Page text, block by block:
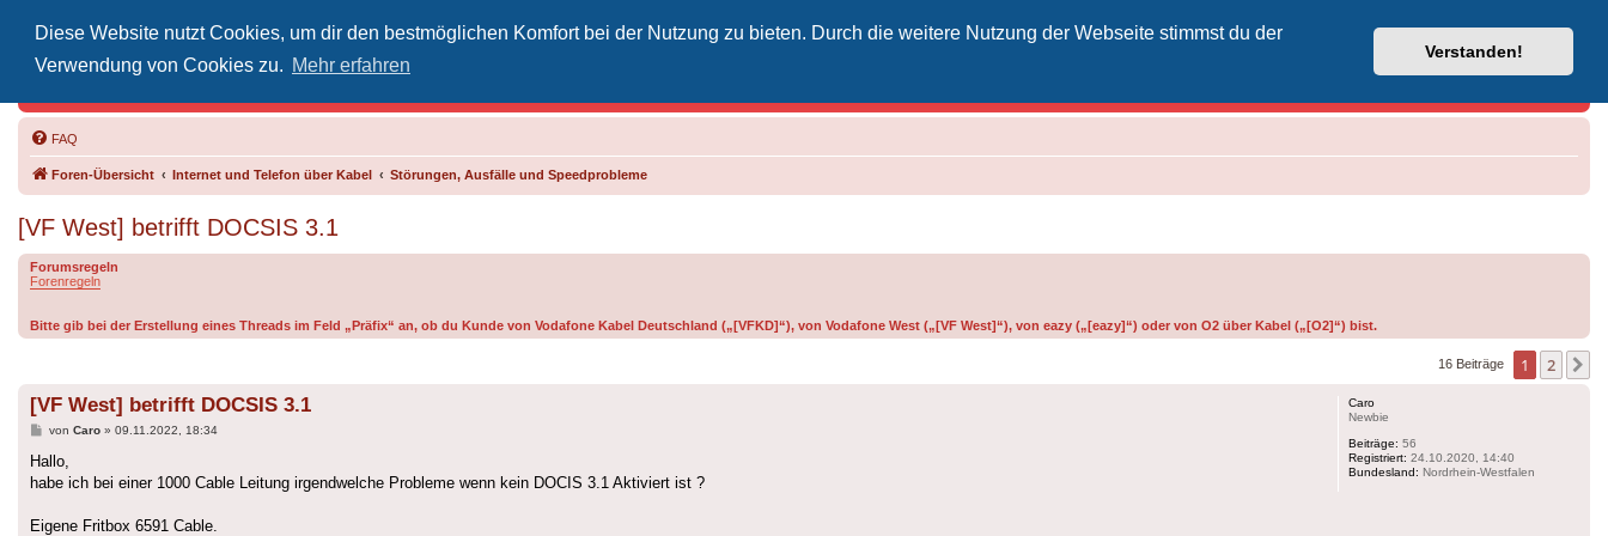
Diese Website nutzt Cookies, um dir den bestmöglichen Komfort bei der Nutzung zu bieten. Durch die weitere Nutzung der Webseite stimmst du der
Verwendung von Cookies zu. Mehr erfahren
Verstanden!
Vodafone-Kabel-Helpdesk
FAQ
Foren-Übersicht Internet und Telefon über Kabel Störungen, Ausfälle und Speedprobleme
[VF West] betrifft DOCSIS 3.1
Forumsregeln
Forenregeln
Bitte gib bei der Erstellung eines Threads im Feld „Präfix“ an, ob du Kunde von Vodafone Kabel Deutschland („[VFKD]“), von Vodafone West („[VF West]“), von eazy („[eazy]“) oder von O2 über Kabel („[O2]“) bist.
16 Beiträge 1 2
Caro
Newbie
Beiträge: 56
Registriert: 24.10.2020, 14:40
Bundesland: Nordrhein-Westfalen
[VF West] betrifft DOCSIS 3.1
Beitrag
von Caro» 09.11.2022, 18:34
Hallo,
habe ich bei einer 1000 Cable Leitung irgendwelche Probleme wenn kein DOCIS 3.1 Aktiviert ist ?
Eigene Fritbox 6591 Cable.